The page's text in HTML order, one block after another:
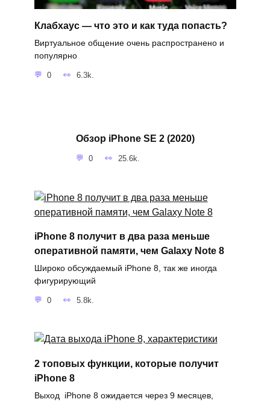
Клабхаус — что это и как туда попасть?
Виртуальное общение очень распространено и
популярно
0 6.3k.
Обзор iPhone SE 2 (2020)
0 25.6k.
iPhone 8 получит в два раза меньше
оперативной памяти, чем Galaxy Note 8
Широко обсуждаемый iPhone 8, так же иногда
фигурирующий
0 5.8k.
2 топовых функции, которые получит
iPhone 8
Выход iPhone 8 ожидается через 9 месяцев,